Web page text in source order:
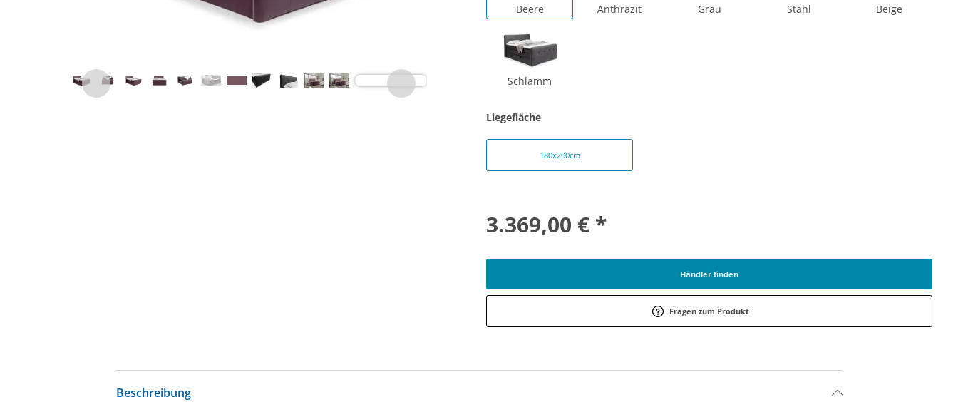
Beere Anthrazit Grau Stahl Beige
Schlamm
Liegefläche
180x200cm
3.369,00 € *
Händler finden
Fragen zum Produkt
Beschreibung